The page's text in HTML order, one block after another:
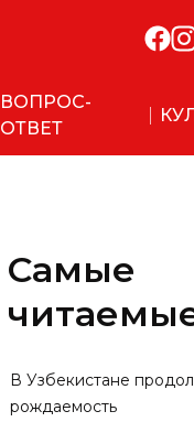
ВОПРОС-
ОТВЕТ
Самые
В Узбекистане
рождаемость